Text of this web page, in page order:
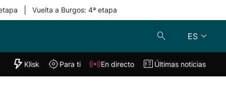
Vuelta a Burgos: 4ª etapa
ES
"Helmuga"
Klisk En directo
Klisk Para ti En directo Últimas noticias